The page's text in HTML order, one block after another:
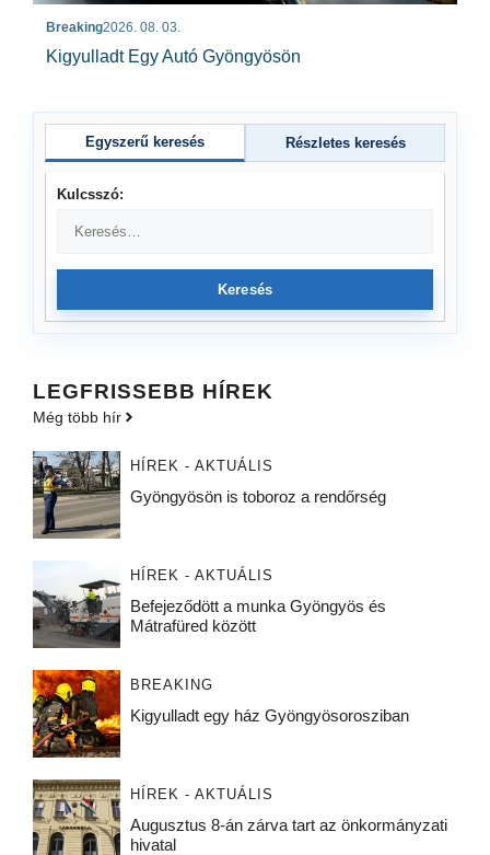
Breaking2026. 08. 03.
Kigyulladt Egy Autó Gyöngyösön
Egyszerű keresés Részletes keresés
Kulcsszó:
Keresés
LEGFRISSEBB HÍREK
Még több hír
HÍREK - AKTUÁLIS
Gyöngyösön is toboroz a rendőrség
HÍREK - AKTUÁLIS
Befejeződött a munka Gyöngyös és
Mátrafüred között
BREAKING
Kigyulladt egy ház Gyöngyösorosziban
HÍREK - AKTUÁLIS
Augusztus 8-án zárva tart az önkormányzati
hivatal